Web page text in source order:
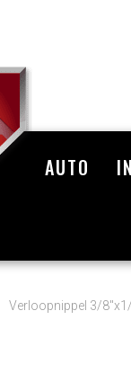
AUTO
Verloopnippel 3/